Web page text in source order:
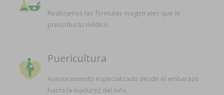
Realizamos las fórmulas magistrales que le
prescriba tu médico.
Puericultura
Asesoramiento especializado desde el embarazo
hasta la madurez del niño.